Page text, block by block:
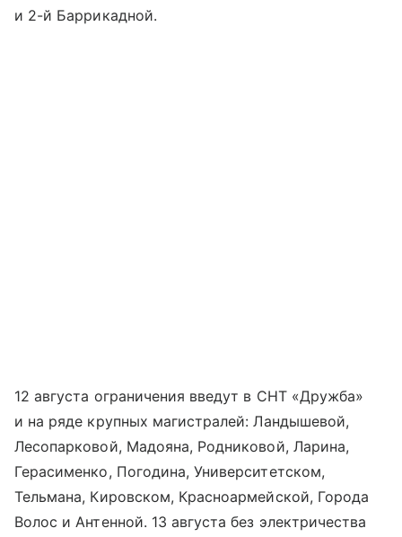
и 2-й Баррикадной.
12 августа ограничения введут в СНТ «Дружба»
и на ряде крупных магистралей: Ландышевой,
Лесопарковой, Мадояна, Родниковой, Ларина,
Герасименко, Погодина, Университетском,
Тельмана, Кировском, Красноармейской, Города
Волос и Антенной. 13 августа без электричества